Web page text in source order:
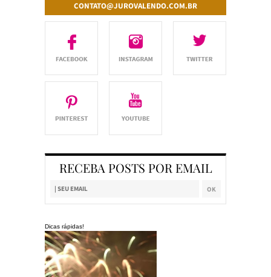
CONTATO@JUROVALENDO.COM.BR
RECEBA POSTS POR EMAIL
Dicas rápidas!